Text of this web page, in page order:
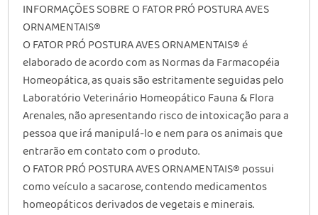
INFORMAÇÕES SOBRE O FATOR PRÓ POSTURA AVES
ORNAMENTAIS®
O FATOR PRÓ POSTURA AVES ORNAMENTAIS® é
elaborado de acordo com as Normas da Farmacopéia
Homeopática, as quais são estritamente seguidas pelo
Laboratório Veterinário Homeopático Fauna & Flora
Arenales, não apresentando risco de intoxicação para a
pessoa que irá manipulá-lo e nem para os animais que
entrarão em contato com o produto.
O FATOR PRÓ POSTURA AVES ORNAMENTAIS® possui
como veículo a sacarose, contendo medicamentos
homeopáticos derivados de vegetais e minerais.